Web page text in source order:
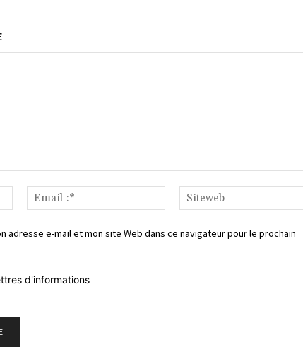
Nom*
Email
:*
adresse e-mail et mon site Web dans ce navigateur pour le prochain
d'informations